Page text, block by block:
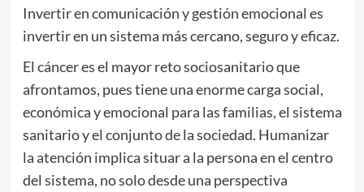
Invertir en comunicación y gestión emocional es
invertir en un sistema más cercano, seguro y eficaz.
El cáncer es el mayor reto sociosanitario que
afrontamos, pues tiene una enorme carga social,
económica y emocional para las familias, el sistema
sanitario y el conjunto de la sociedad. Humanizar
la atención implica situar a la persona en el centro
del sistema, no solo desde una perspectiva